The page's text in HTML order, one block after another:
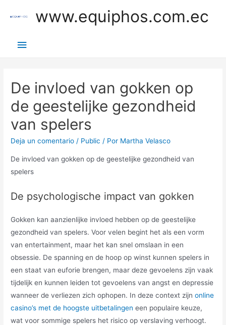
www.equiphos.com.ec
Menú
De invloed van gokken op
de geestelijke gezondheid
van spelers
Deja un comentario / Public / Por Martha Velasco
De invloed van gokken op de geestelijke gezondheid van
spelers
De psychologische impact van gokken
Gokken kan aanzienlijke invloed hebben op de geestelijke
gezondheid van spelers. Voor velen begint het als een vorm
van entertainment, maar het kan snel omslaan in een
obsessie. De spanning en de hoop op winst kunnen spelers in
een staat van euforie brengen, maar deze gevoelens zijn vaak
tijdelijk en kunnen leiden tot gevoelens van angst en depressie
wanneer de verliezen zich ophopen. In deze context zijnonline
casino’s met de hoogste uitbetalingen een populaire keuze,
wat voor sommige spelers het risico op verslaving verhoogt.